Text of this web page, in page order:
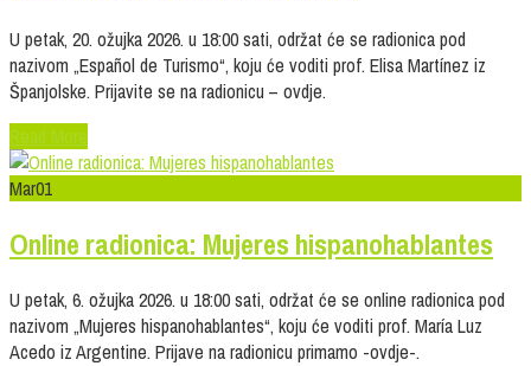
U petak, 20. ožujka 2026. u 18:00 sati, održat će se radionica pod
nazivom „Español de Turismo“, koju će voditi prof. Elisa Martínez iz
Španjolske. Prijavite se na radionicu – ovdje.
Read More
Mar01
Online radionica: Mujeres hispanohablantes
U petak, 6. ožujka 2026. u 18:00 sati, održat će se online radionica pod
nazivom „Mujeres hispanohablantes“, koju će voditi prof. María Luz
Acedo iz Argentine. Prijave na radionicu primamo -ovdje-.